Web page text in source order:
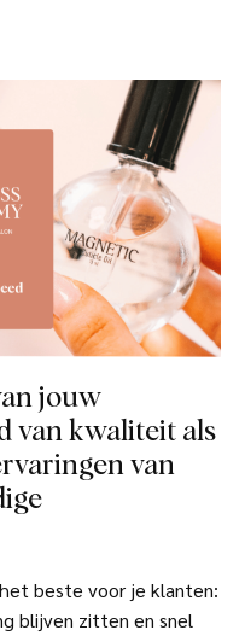
jouw
van kwaliteit als
van
beste voor je klanten:
blijven zitten en snel